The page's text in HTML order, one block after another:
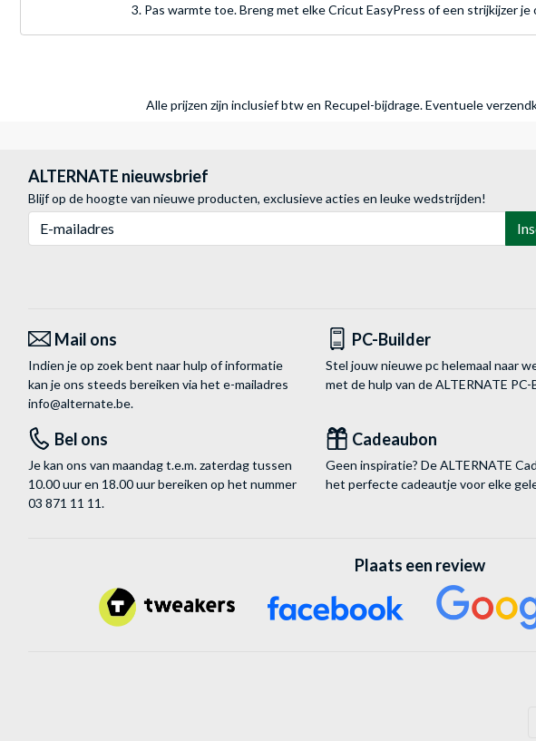
3. Pas warmte toe. Breng met elke Cricut EasyPress of een strijkijzer
Alle prijzen zijn inclusief btw en Recupel-bijdrage. Eventuele
ALTERNATE nieuwsbrief
Blijf op de hoogte van nieuwe producten, exclusieve acties en leuke wedstrijden!
Mail ons
Indien je op zoek bent naar hulp of informatie
kan je ons steeds bereiken via het e-mailadres
info@alternate.be.
PC-Builder
Stel jouw nieuwe pc helemaal naar
met de hulp van de ALTERNATE PC-
Bel ons
Je kan ons van maandag t.e.m. zaterdag tussen
10.00 uur en 18.00 uur bereiken op het nummer
03 871 11 11.
Cadeaubon
Geen inspiratie? De ALTERNATE
het perfecte cadeautje voor elke
Plaats een review